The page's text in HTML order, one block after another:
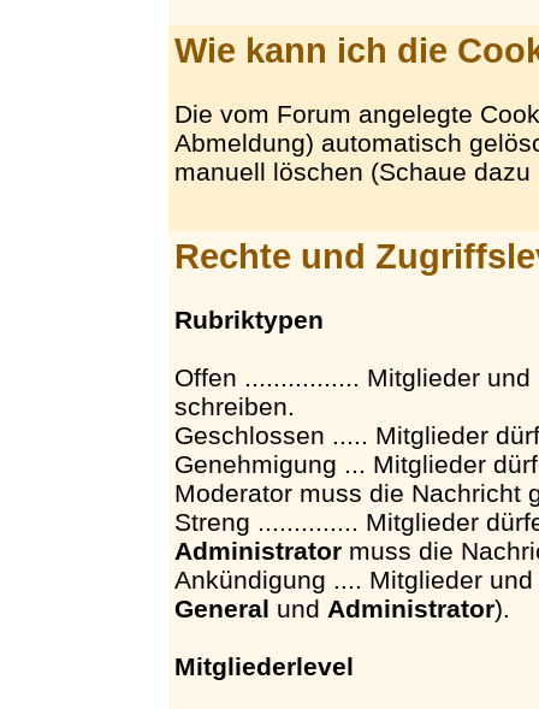
Wie kann ich die
Die vom Forum angelegte
Abmeldung) automatisch
manuell löschen (Schaue
Rechte und
Rubriktypen
Offen ................ Mitglieder
schreiben.
Geschlossen ..... Mitglieder
Genehmigung ... Mitglieder
Moderator muss die Nachricht
Streng .............. Mitglieder
Administrator muss die
Ankündigung .... Mitglieder
General und Administrator).
Mitgliederlevel